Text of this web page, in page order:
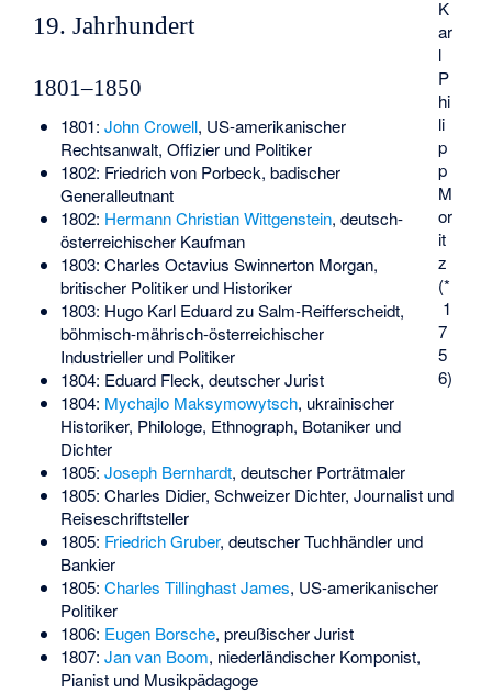
K
ar
l
P
hi
li
p
p
M
or
it
z
(*
1
7
5
6)
19. Jahrhundert
1801–1850
1801: John Crowell, US-amerikanischer
Rechtsanwalt, Offizier und Politiker
1802: Friedrich von Porbeck, badischer
Generalleutnant
1802: Hermann Christian Wittgenstein, deutsch-
österreichischer Kaufman
1803: Charles Octavius Swinnerton Morgan,
britischer Politiker und Historiker
1803: Hugo Karl Eduard zu Salm-Reifferscheidt,
böhmisch-mährisch-österreichischer
Industrieller und Politiker
1804: Eduard Fleck, deutscher Jurist
1804: Mychajlo Maksymowytsch, ukrainischer
Historiker, Philologe, Ethnograph, Botaniker und
Dichter
1805: Joseph Bernhardt, deutscher Porträtmaler
1805: Charles Didier, Schweizer Dichter, Journalist und
Reiseschriftsteller
1805: Friedrich Gruber, deutscher Tuchhändler und
Bankier
1805: Charles Tillinghast James, US-amerikanischer
Politiker
1806: Eugen Borsche, preußischer Jurist
1807: Jan van Boom, niederländischer Komponist,
Pianist und Musikpädagoge